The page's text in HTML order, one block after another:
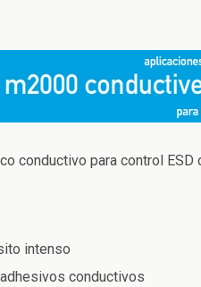
conductivo para control ESD
intenso
conductivos